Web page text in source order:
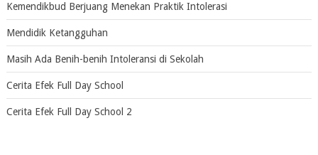
Kemendikbud Berjuang Menekan Praktik Intolerasi
Mendidik Ketangguhan
Masih Ada Benih-benih Intoleransi di Sekolah
Cerita Efek Full Day School
Cerita Efek Full Day School 2